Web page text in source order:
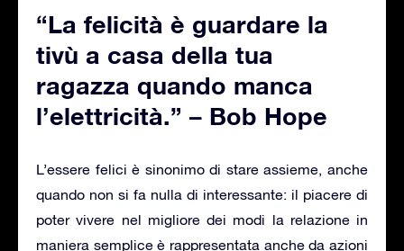
“La felicità è guardare la
tivù a casa della tua
ragazza quando manca
l’elettricità.” – Bob Hope
L’essere felici è sinonimo di stare assieme, anche
quando non si fa nulla di interessante: il piacere di
poter vivere nel migliore dei modi la relazione in
maniera semplice è rappresentata anche da azioni